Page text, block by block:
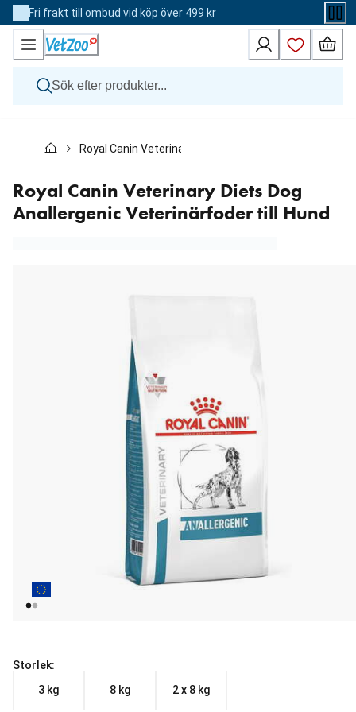
Skip
to
Content
Fri frakt till ombud vid köp över 499 kr
Katt
Veterinärfoder
Varumärken
Nyheter
Royal Canin Veterinary Diets Dog Anallergenic
Royal Canin Veterinary Diets Dog
Anallergenic Veterinärfoder till Hund
Storlek:
3 kg
8 kg 2 x 8 kg